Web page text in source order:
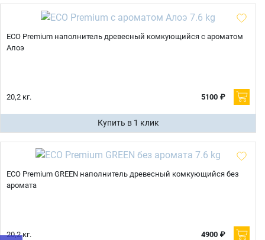
ECO Premium наполнитель древесный комкующийся с ароматом
Алоэ
20,2 кг. 5100 ₽
Купить в 1 клик
ECO Premium GREEN наполнитель древесный комкующийся без
аромата
20,2 кг. 4900 ₽
Имя